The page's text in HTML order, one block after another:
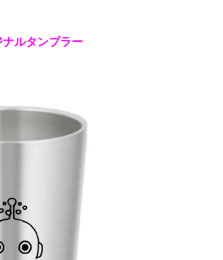
ナルタンブラー